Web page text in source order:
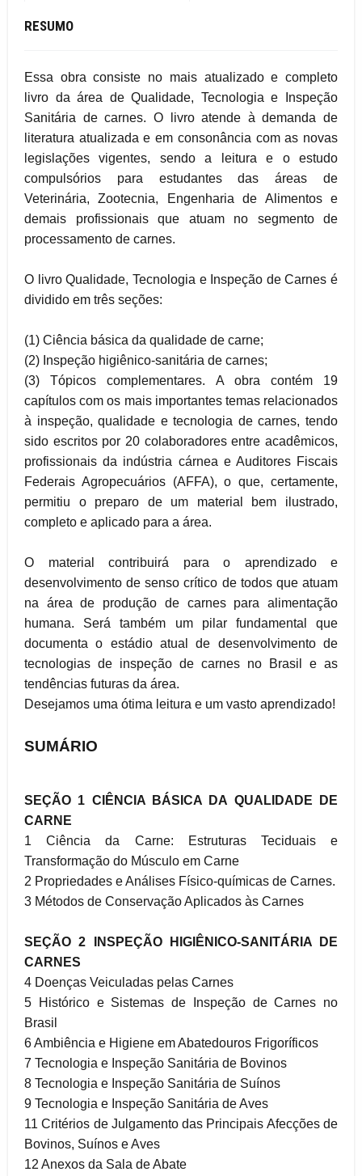
RESUMO
Essa obra consiste no mais atualizado e completo
livro da área de Qualidade, Tecnologia e Inspeção
Sanitária de carnes. O livro atende à demanda de
literatura atualizada e em consonância com as novas
legislações vigentes, sendo a leitura e o estudo
compulsórios para estudantes das áreas de
Veterinária, Zootecnia, Engenharia de Alimentos e
demais profissionais que atuam no segmento de
processamento de carnes.
O livro Qualidade, Tecnologia e Inspeção de Carnes é
dividido em três seções:
(1) Ciência básica da qualidade de carne;
(2) Inspeção higiênico-sanitária de carnes;
(3) Tópicos complementares. A obra contém 19
capítulos com os mais importantes temas relacionados
à inspeção, qualidade e tecnologia de carnes, tendo
sido escritos por 20 colaboradores entre acadêmicos,
profissionais da indústria cárnea e Auditores Fiscais
Federais Agropecuários (AFFA), o que, certamente,
permitiu o preparo de um material bem ilustrado,
completo e aplicado para a área.
O material contribuirá para o aprendizado e
desenvolvimento de senso crítico de todos que atuam
na área de produção de carnes para alimentação
humana. Será também um pilar fundamental que
documenta o estádio atual de desenvolvimento de
tecnologias de inspeção de carnes no Brasil e as
tendências futuras da área.
Desejamos uma ótima leitura e um vasto aprendizado!
SUMÁRIO
SEÇÃO 1 CIÊNCIA BÁSICA DA QUALIDADE DE
CARNE
1 Ciência da Carne: Estruturas Teciduais e
Transformação do Músculo em Carne
2 Propriedades e Análises Físico-químicas de Carnes.
3 Métodos de Conservação Aplicados às Carnes
SEÇÃO 2 INSPEÇÃO HIGIÊNICO-SANITÁRIA DE
CARNES
4 Doenças Veiculadas pelas Carnes
5 Histórico e Sistemas de Inspeção de Carnes no
Brasil
6 Ambiência e Higiene em Abatedouros Frigoríficos
7 Tecnologia e Inspeção Sanitária de Bovinos
8 Tecnologia e Inspeção Sanitária de Suínos
9 Tecnologia e Inspeção Sanitária de Aves
11 Critérios de Julgamento das Principais Afecções de
Bovinos, Suínos e Aves
12 Anexos da Sala de Abate